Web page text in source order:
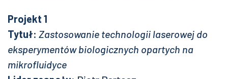
Projekt 1
Tytuł: Zastosowanie technologii laserowej do
eksperymentów biologicznych opartych na
mikrofluidyce